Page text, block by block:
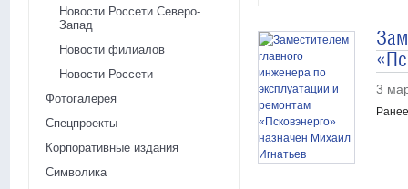
Новости Россети Северо-
Запад
Новости филиалов
Новости Россети
Фотогалерея
Спецпроекты
Корпоративные издания
Символика
3